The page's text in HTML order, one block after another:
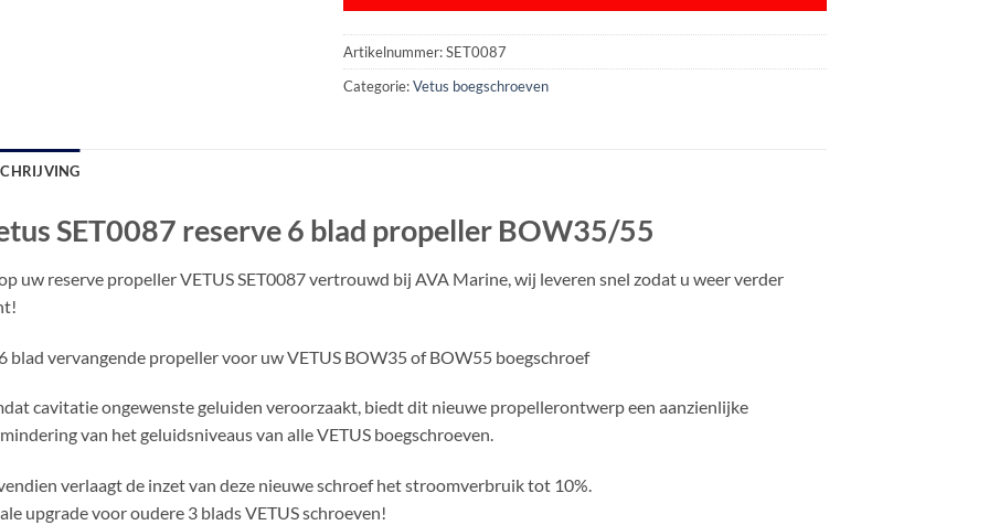
Artikelnummer:SET0087
Categorie:Vetus boegschroeven
SET0087 reserve 6 blad propeller BOW35/55
uw reserve propeller VETUS SET0087 vertrouwd bij AVA Marine, wij leveren snel zodat u weer verder
6 blad vervangende propeller voor uw VETUS BOW35 of BOW55 boegschroef
cavitatie ongewenste geluiden veroorzaakt, biedt dit nieuwe propellerontwerp een aanzienlijke
van het geluidsniveaus van alle VETUS boegschroeven.
verlaagt de inzet van deze nieuwe schroef het stroomverbruik tot 10%.
upgrade voor oudere 3 blads VETUS schroeven!